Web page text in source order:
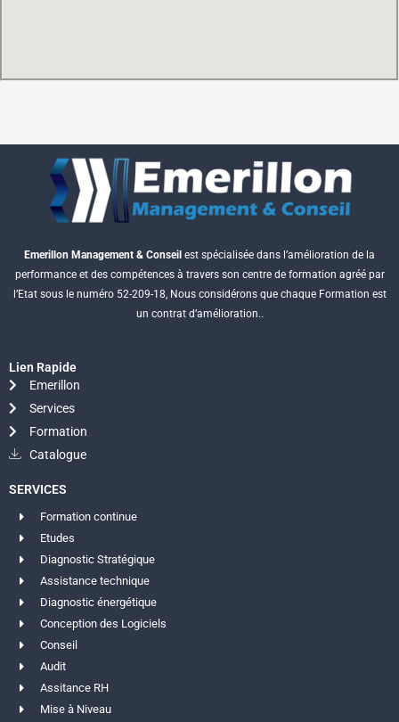
Emerillon Management & Conseil est spécialisée dans l’amélioration de la
performance et des compétences à travers son centre de formation agréé par
l’Etat sous le numéro 52-209-18, Nous considérons que chaque Formation est
un contrat d’amélioration..
Lien Rapide
Emerillon
Services
Formation
Catalogue
SERVICES
Formation continue
Etudes
Diagnostic Stratégique
Assistance technique
Diagnostic énergétique
Conception des Logiciels
Conseil
Audit
Assitance RH
Mise à Niveau